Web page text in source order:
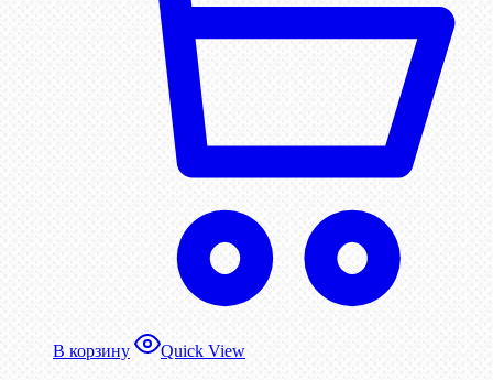
В корзину Quick View